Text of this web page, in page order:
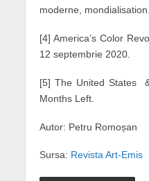
moderne,
[4] America’s Color
12 septembrie 2020.
[5] The United States
Months Left.
Autor: Petru Romoșan
Sursa: Revista Art-Emis